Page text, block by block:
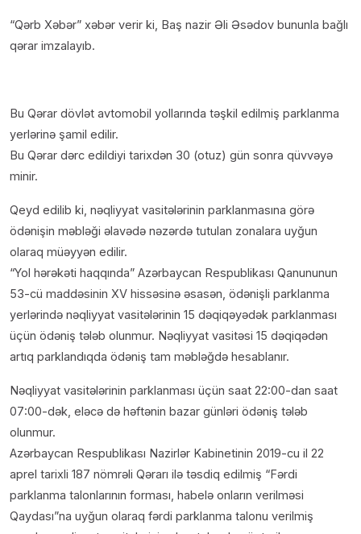
“Qərb Xəbər” xəbər verir ki, Baş nazir Əli Əsədov bununla bağlı
qərar imzalayıb.
Bu Qərar dövlət avtomobil yollarında təşkil edilmiş parklanma
yerlərinə şamil edilir.
Bu Qərar dərc edildiyi tarixdən 30 (otuz) gün sonra qüvvəyə
minir.
Qeyd edilib ki, nəqliyyat vasitələrinin parklanmasına görə
ödənişin məbləği əlavədə nəzərdə tutulan zonalara uyğun
olaraq müəyyən edilir.
“Yol hərəkəti haqqında” Azərbaycan Respublikası Qanununun
53-cü maddəsinin XV hissəsinə əsasən, ödənişli parklanma
yerlərində nəqliyyat vasitələrinin 15 dəqiqəyədək parklanması
üçün ödəniş tələb olunmur. Nəqliyyat vasitəsi 15 dəqiqədən
artıq parklandıqda ödəniş tam məbləğdə hesablanır.
Nəqliyyat vasitələrinin parklanması üçün saat 22:00-dan saat
07:00-dək, eləcə də həftənin bazar günləri ödəniş tələb
olunmur.
Azərbaycan Respublikası Nazirlər Kabinetinin 2019-cu il 22
aprel tarixli 187 nömrəli Qərarı ilə təsdiq edilmiş “Fərdi
parklanma talonlarının forması, habelə onların verilməsi
Qaydası”na uyğun olaraq fərdi parklanma talonu verilmiş